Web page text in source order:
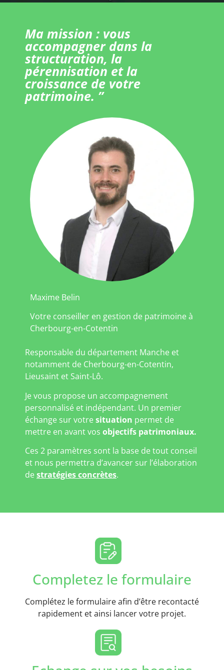
Ma mission : vous
accompagner dans la
structuration, la
pérennisation et la
croissance de votre
patrimoine. ”
Maxime Belin
Votre conseiller en gestion de patrimoine à
Cherbourg-en-Cotentin
Responsable du département Manche et
notamment de Cherbourg-en-Cotentin,
Lieusaint et Saint-Lô.
Je vous propose un accompagnement
personnalisé et indépendant. Un premier
échange sur votresituation permet de
mettre en avant vos objectifs patrimoniaux.
Ces 2 paramètres sont la base de tout conseil
et nous permettra d’avancer sur l’élaboration
destratégies concrètes.
Completez le formulaire
Complétez le formulaire afin d’être recontacté
rapidement et ainsi lancer votre projet.